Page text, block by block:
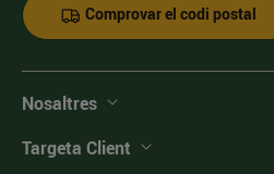
Comprovar el codi postal
Nosaltres
Targeta Client